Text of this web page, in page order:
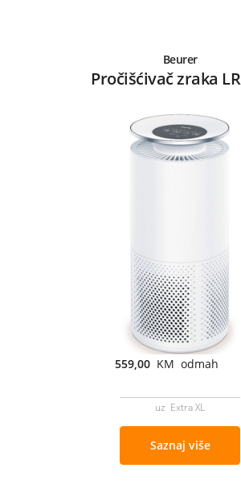
Beurer
Pročišćivač zraka
559,00 KM odmah
uz Extra XL
Saznaj više